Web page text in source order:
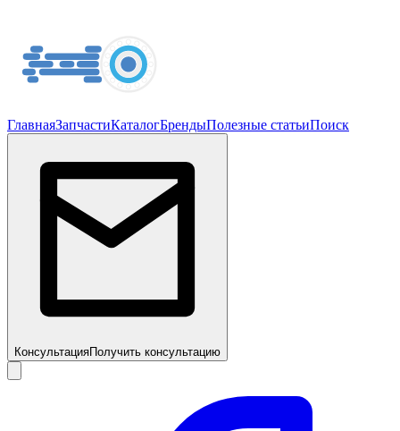
ГлавнаяЗапчастиКаталогБрендыПолезные статьиПоиск
КонсультацияПолучить консультацию